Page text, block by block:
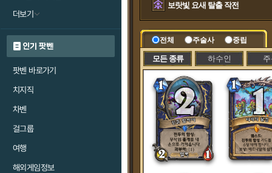
더보기
인기 팟벤
팟벤 바로가기
치지직
차벤
걸그룹
여행
해외게임정보
보랏빛 요새 탈출 작전
전체 주술사 중립
모든 종류 하수인